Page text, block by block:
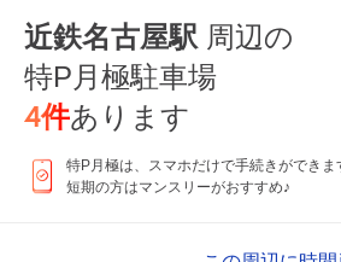
近鉄名古屋駅 周辺の
特P月極駐車場
4件あります
特P月極は、スマホだけで手続きができま
短期の方はマンスリーがおすすめ♪